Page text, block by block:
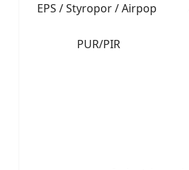
EPS / Styropor / Airpop
PUR/PIR